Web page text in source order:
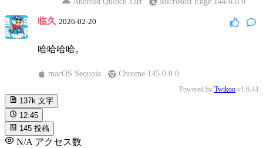
临久 2026-02-20
哈哈哈哈。
macOS Sequoia Chrome 145.0.0.0
Powered by Twikoo v1.6.44
137k 文字
12:45
145 投稿
N/A アクセス数